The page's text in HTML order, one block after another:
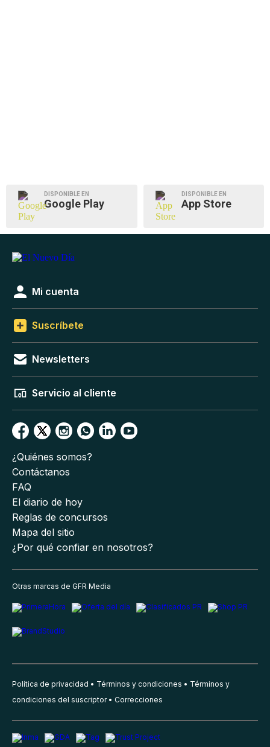
DISPONIBLE EN
Google Play
DISPONIBLE EN
App Store
Mi cuenta
Suscríbete
Newsletters
Servicio al cliente
¿Quiénes somos?
Contáctanos
FAQ
El diario de hoy
Reglas de concursos
Mapa del sitio
¿Por qué confiar en nosotros?
Otras marcas de GFR Media
Política de privacidad Términos y condiciones
Términos y
condiciones del suscriptor
Correcciones